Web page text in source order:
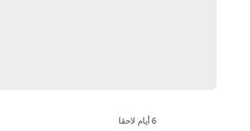
6 أيام لاحقا